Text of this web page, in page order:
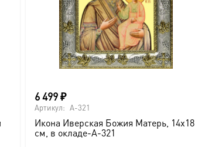
6 499₽
Артикул: A-321
Икона Иверская Божия Матерь, 14х18
см, в окладе-A-321